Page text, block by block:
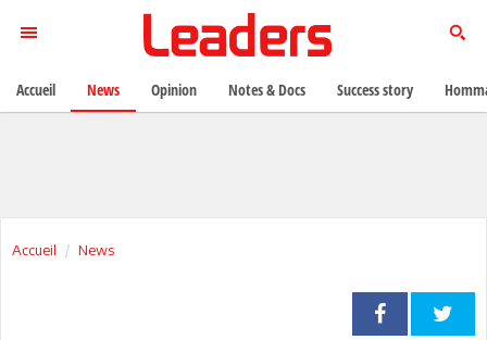
Accueil News
Accueil News Opinion Notes & Docs Success story